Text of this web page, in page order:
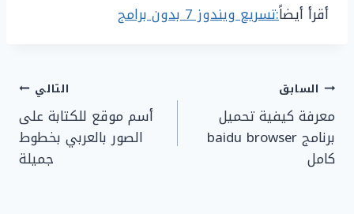
أقرأ أيضاً:تسريع ويندوز 7 بدون برامج
تصفّح
المقالات
السابق
معرفة كيفية تحميل
برنامج baidu browser
كامل
التالي
أسم موقع للكتابة على
الصور بالعربي بخطوط
جميلة